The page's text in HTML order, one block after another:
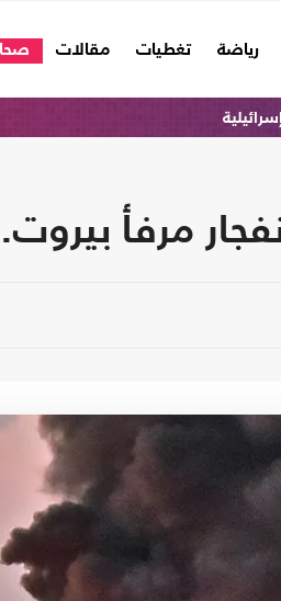
رياضة تغطيات مقالات
مرفأ